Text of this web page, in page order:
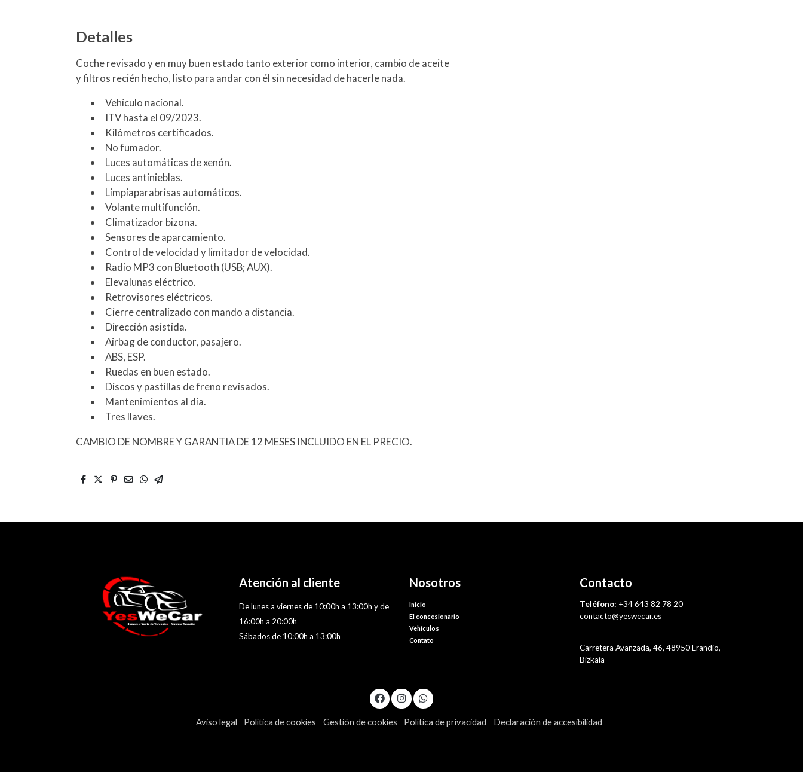
Detalles
Coche revisado y en muy buen estado tanto exterior como interior, cambio de aceite
y filtros recién hecho, listo para andar con él sin necesidad de hacerle nada.
Vehículo nacional.
ITV hasta el 09/2023.
Kilómetros certificados.
No fumador.
Luces automáticas de xenón.
Luces antinieblas.
Limpiaparabrisas automáticos.
Volante multifunción.
Climatizador bizona.
Sensores de aparcamiento.
Control de velocidad y limitador de velocidad.
Radio MP3 con Bluetooth (USB; AUX).
Elevalunas eléctrico.
Retrovisores eléctricos.
Cierre centralizado con mando a distancia.
Dirección asistida.
Airbag de conductor, pasajero.
ABS, ESP.
Ruedas en buen estado.
Discos y pastillas de freno revisados.
Mantenimientos al día.
Tres llaves.
CAMBIO DE NOMBRE Y GARANTIA DE 12 MESES INCLUIDO EN EL PRECIO.
Atención al cliente
De lunes a viernes de 10:00h a 13:00h y de
16:00h a 20:00h
Sábados de 10:00h a 13:00h
Nosotros
Inicio
El concesionario
Vehículos
Contato
Contacto
Teléfono: +34 643 82 78 20
contacto@yeswecar.es
Carretera Avanzada, 46, 48950 Erandio,
Bizkaia
Aviso legal Política de cookies Gestión de cookies Política de privacidad Declaración de accesibilidad